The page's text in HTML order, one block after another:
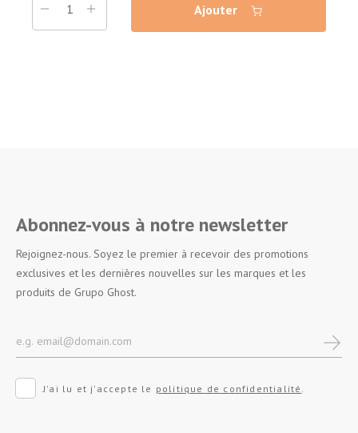
Ajouter
Abonnez-vous à notre newsletter
Rejoignez-nous. Soyez le premier à recevoir des promotions
exclusives et les dernières nouvelles sur les marques et les
produits de Grupo Ghost.
J'ai lu et j'accepte le politique de confidentialité